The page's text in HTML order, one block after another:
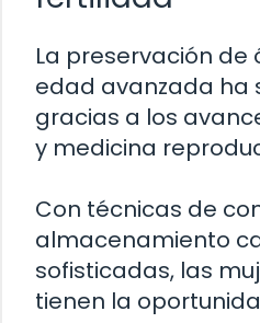
La preservación de
edad avanzada ha
gracias a los
y medicina
Con técnicas de
almacenamiento
sofisticadas, las
tienen la